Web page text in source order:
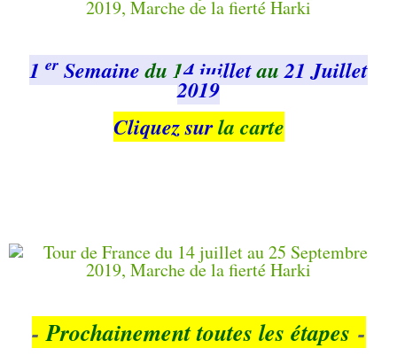
1 er Semainedu 14 juilletau21 Juillet
2019
Cliquez surla carte
-Prochainement toutes les étapes -